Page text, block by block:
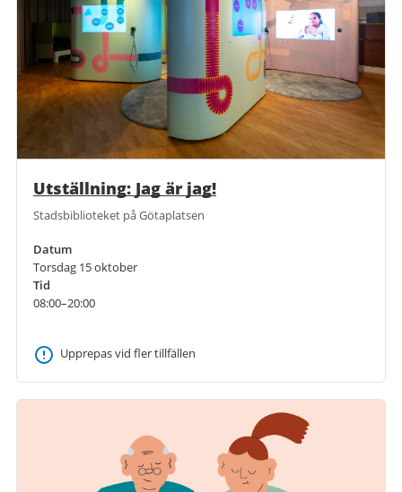
Utställning: Jag är jag!
Stadsbiblioteket på Götaplatsen
Datum
Torsdag 15 oktober
Tid
08:00–20:00
Upprepas vid fler tillfällen